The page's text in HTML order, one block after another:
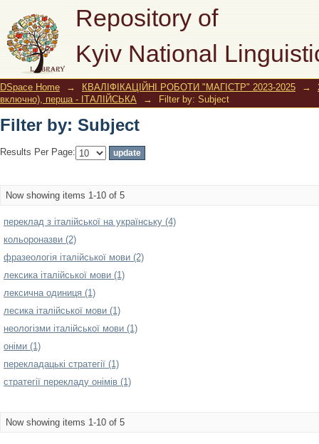
Repository of
Kyiv National
Filter by: Subject
DSpace Home → КВАЛІФІКАЦІЙНІ РОБОТИ "МАГІСТР" 2023-2025 →
включно), перша - ІТАЛІЙСЬКА
→ Filter by: Subject
Filter by: Subject
Results Per Page:
Now showing items 1-10 of 5
переклад з італійської на українську (4)
кольороназви (2)
фразеологія італійської мови (2)
лексика італійської мови (1)
лексична одиниця (1)
лесика італійської мови (1)
неологізми італійської мови (1)
оніми (1)
перекладацькі стратегії (1)
стратегії перекладу онімів (1)
Now showing items 1-10 of 5